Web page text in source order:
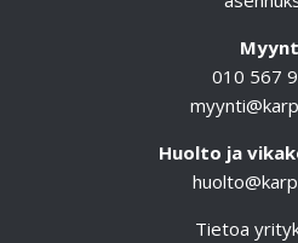
010 567
Huolto ja
Tietoa